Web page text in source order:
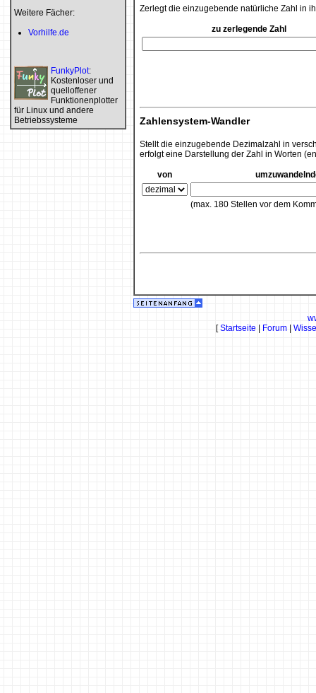
Weitere Fächer:
Vorhilfe.de
FunkyPlot:
Kostenloser und
quelloffener
Funktionenplotter
für Linux und andere
Betriebssysteme
Zerlegt die einzugebende natürliche Zahl in
zu zerlegende Zahl
Zahlensystem-Wandler
Stellt die einzugebende Dezimalzahl in
erfolgt eine Darstellung der Zahl in Worten
von
(max. 180 Stellen vor dem
[Startseite Forum